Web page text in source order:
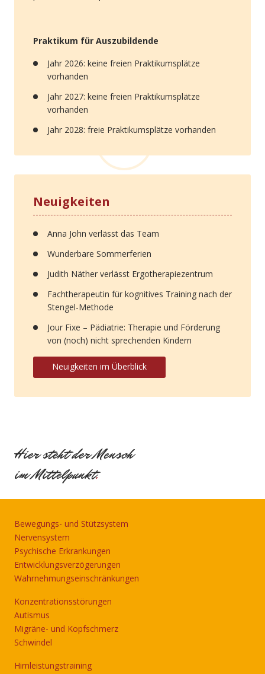
Praktikum für Auszubildende
Jahr 2026: keine freien Praktikumsplätze
vorhanden
Jahr 2027: keine freien Praktikumsplätze
vorhanden
Jahr 2028: freie Praktikumsplätze vorhanden
Neuigkeiten
Anna John verlässt das Team
Wunderbare Sommerferien
Judith Näther verlässt Ergotherapiezentrum
Fachtherapeutin für kognitives Training nach der
Stengel-Methode
Jour Fixe – Pädiatrie: Therapie und Förderung
von (noch) nicht sprechenden Kindern
Neuigkeiten im Überblick
Hier steht der Mensch
im Mittelpunkt.
Bewegungs- und Stützsystem
Nervensystem
Psychische Erkrankungen
Entwicklungsverzögerungen
Wahrnehmungseinschränkungen
Konzentrationsstörungen
Autismus
Migräne- und Kopfschmerz
Schwindel
Hirnleistungstraining